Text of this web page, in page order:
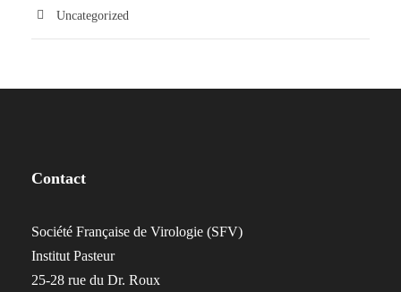
Uncategorized
Contact
Société Française de Virologie (SFV)
Institut Pasteur
25-28 rue du Dr. Roux